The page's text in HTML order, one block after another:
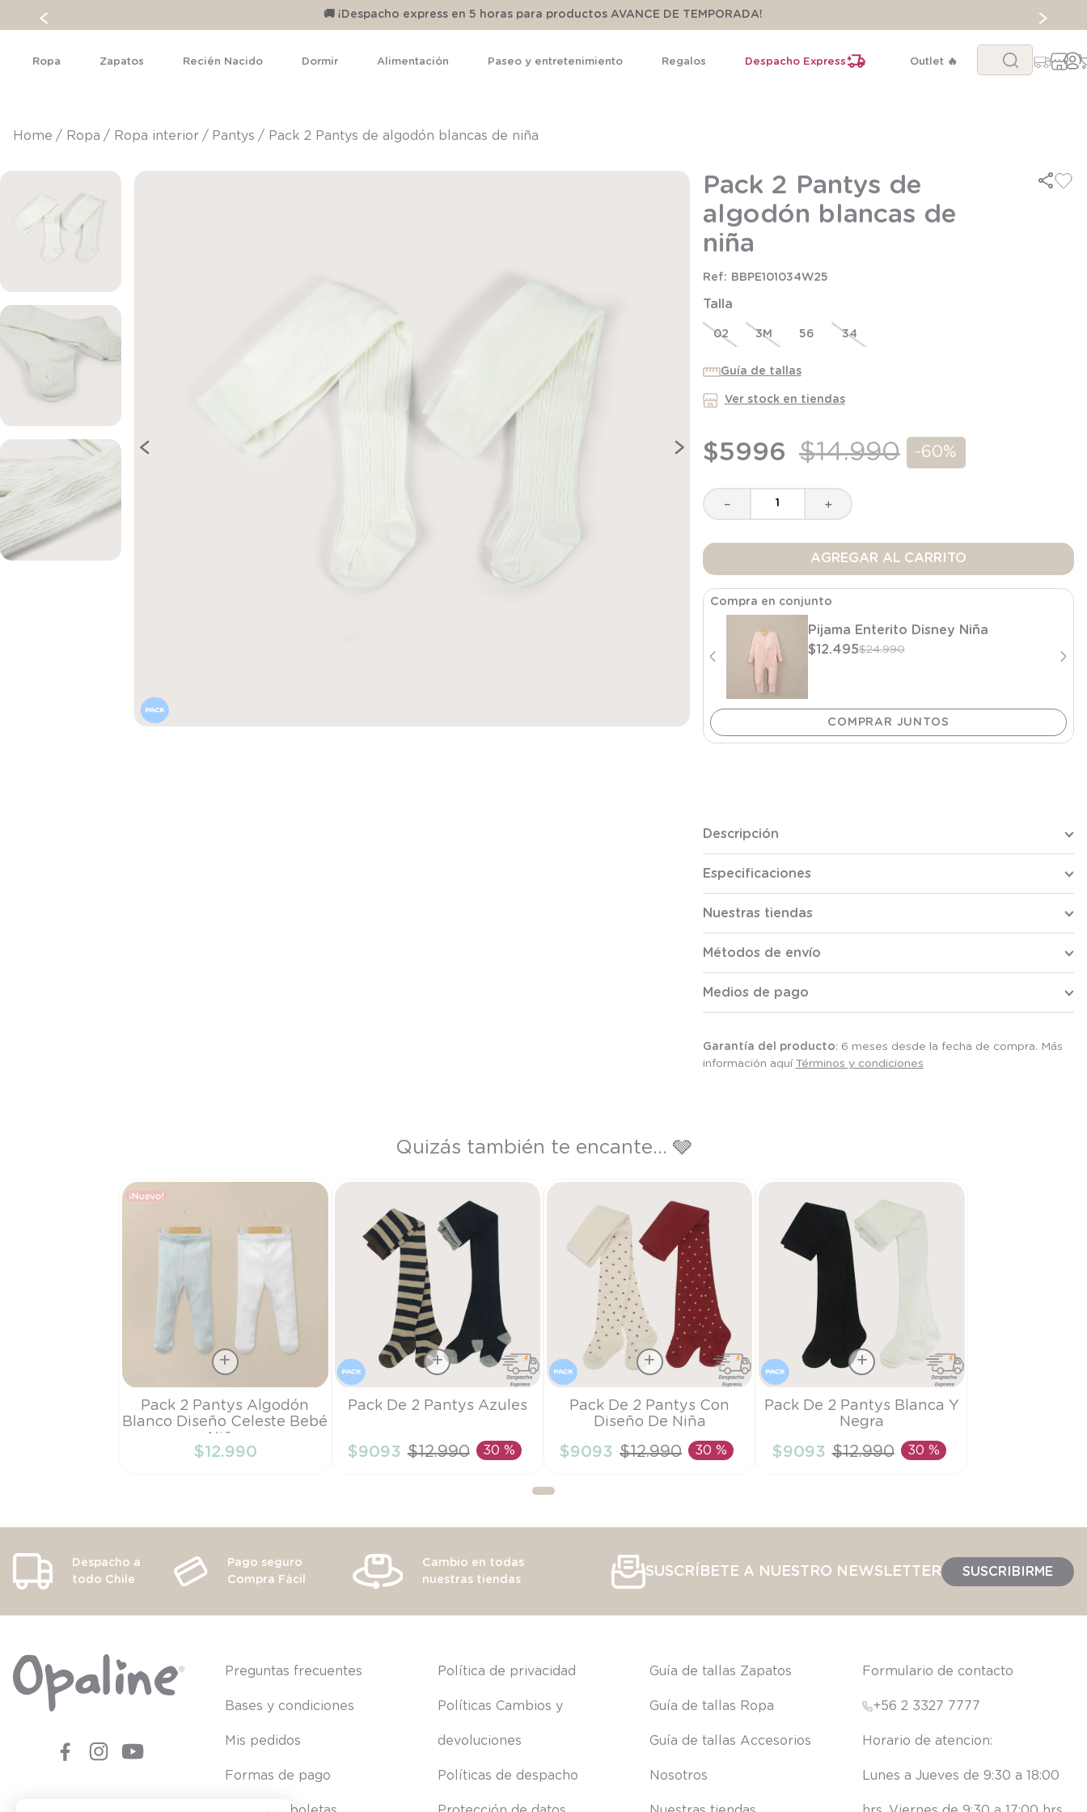
🚚 ¡Despacho express en 5 horas para productos AVANCE DE TEMPORADA!
Ropa Zapatos Recién Nacido Dormir Alimentación Paseo y entretenimiento Regalos Despacho Express Outlet 🔥
Buscar...
ropa ropa interior pantys Pack 2 Pantys de algodón blancas de niña
Pack 2 Pantys de
algodón blancas de
niña
BBPE101034W25
Talla
02 3M 56 34
Guía de tallas
Ver stock en tiendas
$5996 $14.990 -60%
＋
－
AGREGAR AL CARRITO
Compra en conjunto
Pijama Enterito Disney Niña
$12.495$24.990
Descripción
Especificaciones
Nuestras tiendas
Métodos de envío
Medios de pago
Garantía del producto: 6 meses desde la fecha de compra. Más
información aquí Términos y condiciones
Quizás también te encante... 🩶
Talla
PR
AÑADIR AL CARRITO
Pack 2 Pantys Algodón
Blanco Diseño Celeste Bebé
Niño
$12.990
Talla
AÑADIR AL CARRITO
Pack De 2 Pantys Azules
$9093 $12.990 30 %
Talla
AÑADIR AL CARRITO
Pack De 2 Pantys Con
Diseño De Niña
$9093 $12.990 30 %
Talla
AÑADIR AL CARRITO
Pack De 2 Pantys Blanca Y
Negra
$9093 $12.990 30 %
Despacho a
todo Chile
Pago seguro
Compra Fácil
Cambio en todas
nuestras tiendas
SUSCRÍBETE A NUESTRO NEWSLETTER SUSCRIBIRME
Preguntas frecuentes
Bases y condiciones
Mis pedidos
Formas de pago
Política de privacidad
Políticas Cambios y
devoluciones
Políticas de despacho
Guía de tallas Zapatos
Guía de tallas Ropa
Guía de tallas Accesorios
Nosotros
Formulario de contacto
+56 2 3327 7777
Lunes a Jueves de 9:30 a 18:00
1 .
pijama
saco dormir
poleron